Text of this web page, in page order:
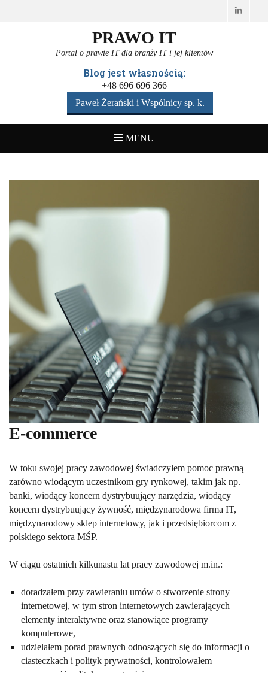
PRAWO IT
Portal o prawie IT dla branży IT i jej klientów
Blog jest własnością:
+48 696 696 366
Paweł Żerański i Wspólnicy sp. k.
MENU
E-commerce
W toku swojej pracy zawodowej świadczyłem pomoc prawną
zarówno wiodącym uczestnikom gry rynkowej, takim jak np.
banki, wiodący koncern dystrybuujący narzędzia, wiodący
koncern dystrybuujący żywność, międzynarodowa firma IT,
międzynarodowy sklep internetowy, jak i przedsiębiorcom z
polskiego sektora MŚP.
W ciągu ostatnich kilkunastu lat pracy zawodowej m.in.:
doradzałem przy zawieraniu umów o stworzenie strony
internetowej, w tym stron internetowych zawierających
elementy interaktywne oraz stanowiące programy
komputerowe,
udzielałem porad prawnych odnoszących się do informacji o
ciasteczkach i polityk prywatności, kontrolowałem